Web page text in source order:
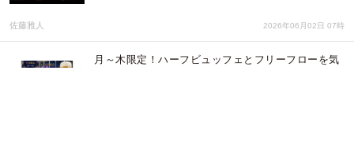
佐藤雅人 2026年06月02日 07時
月～木限定！ハーフビュッフェとフリーフローを気